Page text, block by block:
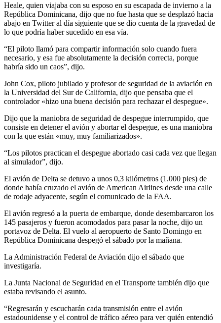
Heale, quien viajaba con su esposo en su escapada de invierno a la
República Dominicana, dijo que no fue hasta que se desplazó hacia
abajo en Twitter al día siguiente que se dio cuenta de la gravedad de
lo que podría haber sucedido en esa vía.
“El piloto llamó para compartir información solo cuando fuera
necesario, y esa fue absolutamente la decisión correcta, porque
habría sido un caos”, dijo.
John Cox, piloto jubilado y profesor de seguridad de la aviación en
la Universidad del Sur de California, dijo que pensaba que el
controlador «hizo una buena decisión para rechazar el despegue».
Dijo que la maniobra de seguridad de despegue interrumpido, que
consiste en detener el avión y abortar el despegue, es una maniobra
con la que están «muy, muy familiarizados».
“Los pilotos practican el despegue abortado casi cada vez que llegan
al simulador”, dijo.
El avión de Delta se detuvo a unos 0,3 kilómetros (1.000 pies) de
donde había cruzado el avión de American Airlines desde una calle
de rodaje adyacente, según el comunicado de la FAA.
El avión regresó a la puerta de embarque, donde desembarcaron los
145 pasajeros y fueron acomodados para pasar la noche, dijo un
portavoz de Delta. El vuelo al aeropuerto de Santo Domingo en
República Dominicana despegó el sábado por la mañana.
La Administración Federal de Aviación dijo el sábado que
investigaría.
La Junta Nacional de Seguridad en el Transporte también dijo que
estaba revisando el asunto.
“Regresarán y escucharán cada transmisión entre el avión
estadounidense y el control de tráfico aéreo para ver quién entendió